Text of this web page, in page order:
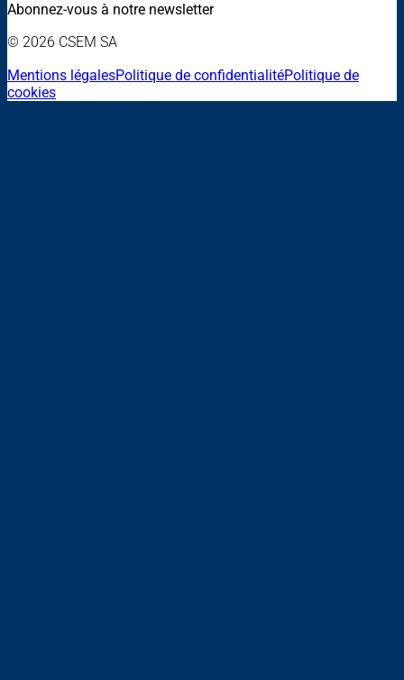
Abonnez-vous à notre newsletter
© 2026 CSEM SA
Mentions légalesPolitique de confidentialitéPolitique de
cookies